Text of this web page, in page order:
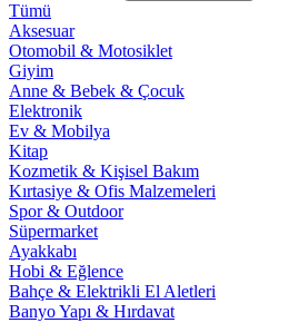
Tümü
Aksesuar
Otomobil & Motosiklet
Giyim
Anne & Bebek & Çocuk
Elektronik
Ev & Mobilya
Kitap
Kozmetik & Kişisel Bakım
Kırtasiye & Ofis Malzemeleri
Spor & Outdoor
Süpermarket
Ayakkabı
Hobi & Eğlence
Bahçe & Elektrikli El Aletleri
Banyo Yapı & Hırdavat